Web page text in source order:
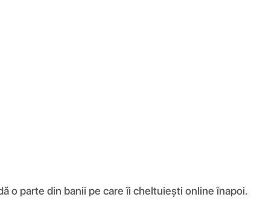
o parte din banii pe care îi cheltuiești online înapoi.